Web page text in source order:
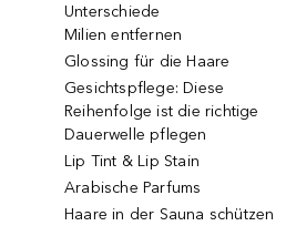
Unterschiede
Milien entfernen
Glossing für die Haare
Gesichtspflege: Diese
Reihenfolge ist die richtige
Dauerwelle pflegen
Lip Tint & Lip Stain
Arabische Parfums
Haare in der Sauna schützen